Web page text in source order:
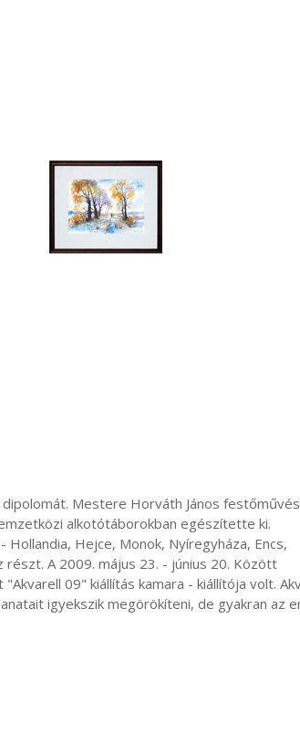
alkotótáborokban egészítette ki.
A 2009. május 23. - június 20. Között
09" kiállítás kamara - kiállítója volt.
igyekszik megörökíteni, de gyakran az